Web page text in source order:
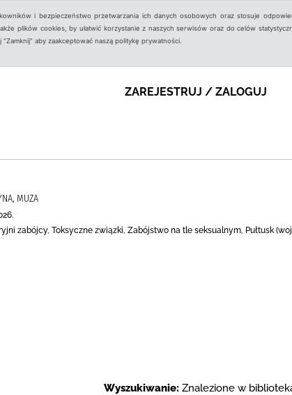
i bezpieczeństwo przetwarzania ich danych osobowych oraz stosuje
plików cookies, by ułatwić korzystanie z naszych serwisów oraz do celów
aby zaakceptować naszą politykę prywatności.
ZAREJESTRUJ / ZALOGUJ
MUZA
zabójcy, Toksyczne związki, Zabójstwo na tle seksualnym, Pułtusk
Wyszukiwanie: Znalezione w